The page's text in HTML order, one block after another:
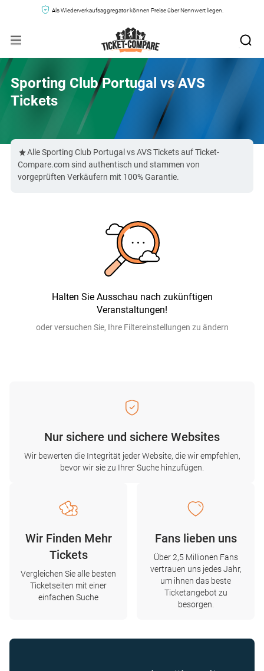
Als Wiederverkaufsaggregator können Preise über Nennwert liegen.
Sporting Club Portugal vs AVS
Tickets
Alle Sporting Club Portugal vs AVS Tickets auf Ticket-
Compare.com sind authentisch und stammen von
vorgeprüften Verkäufern mit 100% Garantie.
Halten Sie Ausschau nach zukünftigen
Veranstaltungen!
oder versuchen Sie, Ihre Filtereinstellungen zu ändern
Nur sichere und sichere Websites
Wir bewerten die Integrität jeder Website, die wir empfehlen,
bevor wir sie zu Ihrer Suche hinzufügen.
Wir Finden Mehr
Tickets
Vergleichen Sie alle besten
Ticketseiten mit einer
einfachen Suche
Fans lieben uns
Über 2,5 Millionen Fans
vertrauen uns jedes Jahr,
um ihnen das beste
Ticketangebot zu
besorgen.